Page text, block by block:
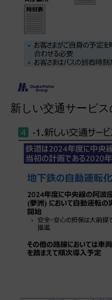
新しい交通サービ